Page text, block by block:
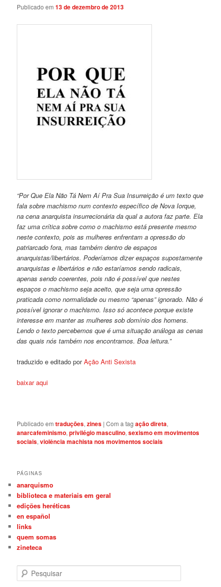
Publicado em13 de dezembro de 2013
“Por Que Ela Não Tá Nem Aí Pra Sua Insurreição é um texto que
fala sobre machismo num contexto específico de Nova Iorque,
na cena anarquista insurrecionária da qual a autora faz parte. Ela
faz uma crítica sobre como o machismo está presente mesmo
neste contexto, pois as mulheres enfrentam a opressão do
patriarcado fora, mas também dentro de espaços
anarquistas/libertários. Poderíamos dizer espaços supostamente
anarquistas e libertários e não estaríamos sendo radicais,
apenas sendo coerentes, pois não é possível que nestes
espaços o machismo seja aceito, que seja uma opressão
praticada como normalidade ou mesmo “apenas” ignorado. Não é
possível ignorar o machismo. Isso só acontece porque existe
interesse em manter as mulheres sob domínio dos homens.
Lendo o texto percebemos que é uma situação análoga as cenas
das quais nós também nos encontramos. Boa leitura.”
traduzido e editado porAção Anti Sexista
baixar aqui
Publicado em traduções,zines |Com a tagação direta,
anarcafeminismo,privilégio masculino,sexismo em movimentos
sociais,violência machista nos movimentos sociais
PÁGINAS
anarquismo
biblioteca e materiais em geral
edições heréticas
en español
links
quem somas
zineteca
e